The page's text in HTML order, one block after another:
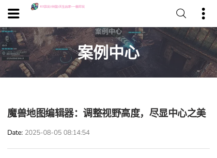
案例中心
魔兽地图编辑器：调整视野高度，尽显中心之美
Date 2025-08-05 08:14:54